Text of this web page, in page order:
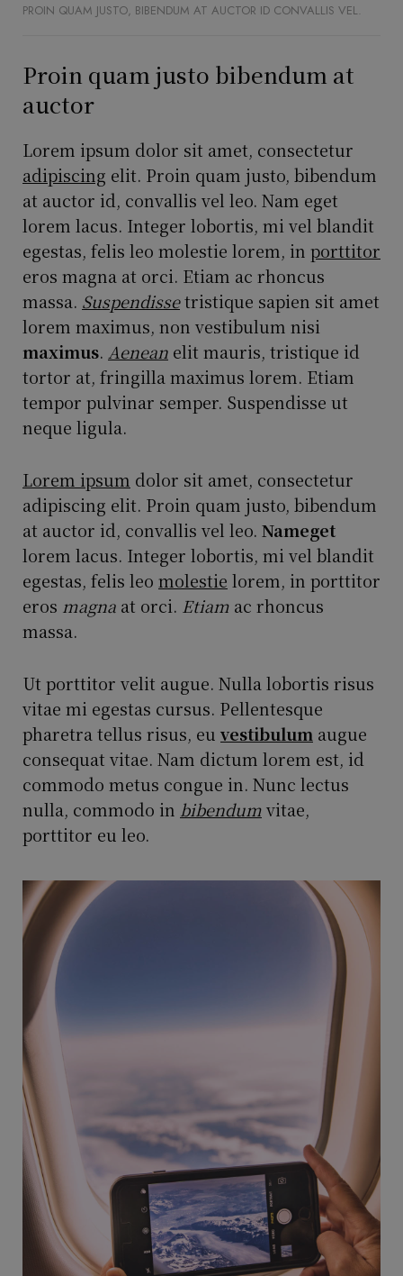
PROIN QUAM JUSTO, BIBENDUM AT AUCTOR ID CONVALLIS VEL.
Proin quam justo bibendum at
auctor
Lorem ipsum dolor sit amet, consectetur
adipiscing elit. Proin quam justo, bibendum
at auctor id, convallis vel leo. Nam eget
lorem lacus. Integer lobortis, mi vel blandit
egestas, felis leo molestie lorem, in porttitor
eros magna at orci. Etiam ac rhoncus
massa. Suspendissetristique sapien sit amet
lorem maximus, non vestibulum nisi
maximus. Aenean elit mauris, tristique id
tortor at, fringilla maximus lorem. Etiam
tempor pulvinar semper. Suspendisse ut
neque ligula.
Lorem ipsum dolor sit amet, consectetur
adipiscing elit. Proin quam justo, bibendum
at auctor id, convallis vel leo. Nameget
lorem lacus. Integer lobortis, mi vel blandit
egestas, felis leo molestie lorem, in porttitor
eros magna at orci. Etiam ac rhoncus
massa.
Ut porttitor velit augue. Nulla lobortis risus
vitae mi egestas cursus. Pellentesque
pharetra tellus risus, eu vestibulum augue
consequat vitae. Nam dictum lorem est, id
commodo metus congue in. Nunc lectus
nulla, commodo in bibendumvitae,
porttitor eu leo.